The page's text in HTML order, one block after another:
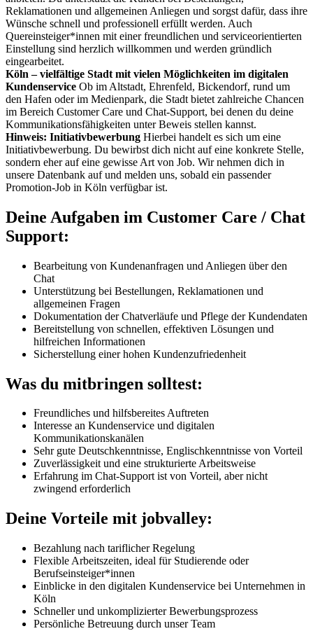
Reklamationen und allgemeinen Anliegen und sorgst dafür, dass ihre
Wünsche schnell und professionell erfüllt werden. Auch
Quereinsteiger*innen mit einer freundlichen und serviceorientierten
Einstellung sind herzlich willkommen und werden gründlich
eingearbeitet.
Köln – vielfältige Stadt mit vielen Möglichkeiten im digitalen
Kundenservice Ob im Altstadt, Ehrenfeld, Bickendorf, rund um
den Hafen oder im Medienpark, die Stadt bietet zahlreiche Chancen
im Bereich Customer Care und Chat-Support, bei denen du deine
Kommunikationsfähigkeiten unter Beweis stellen kannst.
Hinweis: Initiativbewerbung Hierbei handelt es sich um eine
Initiativbewerbung. Du bewirbst dich nicht auf eine konkrete Stelle,
sondern eher auf eine gewisse Art von Job. Wir nehmen dich in
unsere Datenbank auf und melden uns, sobald ein passender
Promotion-Job in Köln verfügbar ist.
Deine Aufgaben im Customer Care / Chat
Support:
Bearbeitung von Kundenanfragen und Anliegen über den
Chat
Unterstützung bei Bestellungen, Reklamationen und
allgemeinen Fragen
Dokumentation der Chatverläufe und Pflege der Kundendaten
Bereitstellung von schnellen, effektiven Lösungen und
hilfreichen Informationen
Sicherstellung einer hohen Kundenzufriedenheit
Was du mitbringen solltest:
Freundliches und hilfsbereites Auftreten
Interesse an Kundenservice und digitalen
Kommunikationskanälen
Sehr gute Deutschkenntnisse, Englischkenntnisse von Vorteil
Zuverlässigkeit und eine strukturierte Arbeitsweise
Erfahrung im Chat-Support ist von Vorteil, aber nicht
zwingend erforderlich
Deine Vorteile mit jobvalley:
Bezahlung nach tariflicher Regelung
Flexible Arbeitszeiten, ideal für Studierende oder
Berufseinsteiger*innen
Einblicke in den digitalen Kundenservice bei Unternehmen in
Köln
Schneller und unkomplizierter Bewerbungsprozess
Persönliche Betreuung durch unser Team